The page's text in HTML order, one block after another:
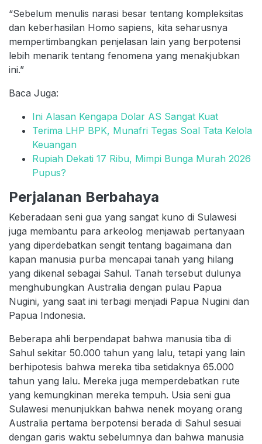
“Sebelum menulis narasi besar tentang kompleksitas
dan keberhasilan Homo sapiens, kita seharusnya
mempertimbangkan penjelasan lain yang berpotensi
lebih menarik tentang fenomena yang menakjubkan
ini.”
Baca Juga:
Ini Alasan Kengapa Dolar AS Sangat Kuat
Terima LHP BPK, Munafri Tegas Soal Tata Kelola
Keuangan
Rupiah Dekati 17 Ribu, Mimpi Bunga Murah 2026
Pupus?
Perjalanan Berbahaya
Keberadaan seni gua yang sangat kuno di Sulawesi
juga membantu para arkeolog menjawab pertanyaan
yang diperdebatkan sengit tentang bagaimana dan
kapan manusia purba mencapai tanah yang hilang
yang dikenal sebagai Sahul. Tanah tersebut dulunya
menghubungkan Australia dengan pulau Papua
Nugini, yang saat ini terbagi menjadi Papua Nugini dan
Papua Indonesia.
Beberapa ahli berpendapat bahwa manusia tiba di
Sahul sekitar 50.000 tahun yang lalu, tetapi yang lain
berhipotesis bahwa mereka tiba setidaknya 65.000
tahun yang lalu. Mereka juga memperdebatkan rute
yang kemungkinan mereka tempuh. Usia seni gua
Sulawesi menunjukkan bahwa nenek moyang orang
Australia pertama berpotensi berada di Sahul sesuai
dengan garis waktu sebelumnya dan bahwa manusia